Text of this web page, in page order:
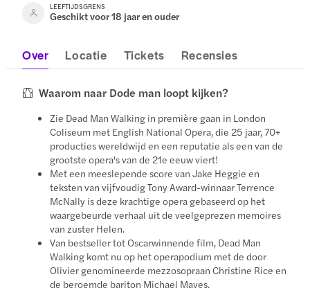
LEEFTIJDSGRENS
Geschikt voor 18 jaar en ouder
Over Locatie Tickets Recensies
Waarom naar Dode man loopt kijken?
Zie Dead Man Walking in première gaan in London
Coliseum met English National Opera, die 25 jaar, 70+
producties wereldwijd en een reputatie als een van de
grootste opera's van de 21e eeuw viert!
Met een meeslepende score van Jake Heggie en
teksten van vijfvoudig Tony Award-winnaar Terrence
McNally is deze krachtige opera gebaseerd op het
waargebeurde verhaal uit de veelgeprezen memoires
van zuster Helen.
Van bestseller tot Oscarwinnende film, Dead Man
Walking komt nu op het operapodium met de door
Olivier genomineerde mezzosopraan Christine Rice en
de beroemde bariton Michael Mayes.